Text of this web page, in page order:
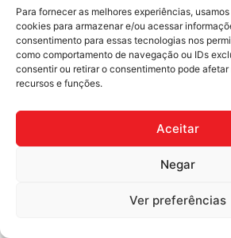
Para fornecer as melhores experiências,
cookies para armazenar e/ou acessar
consentimento para essas tecnologias nos
como comportamento de navegação ou IDs
consentir ou retirar o consentimento pode
recursos e funções.
Aceitar
Negar
Ver preferências
Veja nosso
Desenvolvido porFast